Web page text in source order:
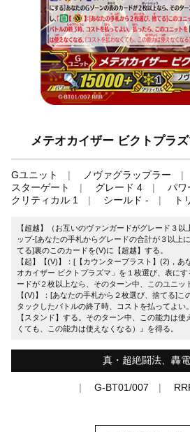
メテオカイザー ビクトプラ
Gユニット ノヴァグラップラー
スターゲート
グレード 4
パワ
クリティカル 1
シールド - ト
【超越】（お互いのヴァンガードがグレード３
ップ-[あなたの手札からグレードの合計が３以上
てる]裏のこのカードを(V)に【超越】する。
【起】【(V)】：[【カウンターブラスト】(2)，あ
オカイザー ビクトプラズマ」を１枚選び、表に
ードが２枚以上なら、そのターン中、このユニッ
【(V)】：[あなたの手札から２枚選び、捨てる]こ
タックしたバトルの終了時、コストを払ってよい
【スタンド】する。そのターン中、この能力は
くても、この能力は使えなくなる）』を得る。
真・超絶闘法、轟電
G-BT01/007